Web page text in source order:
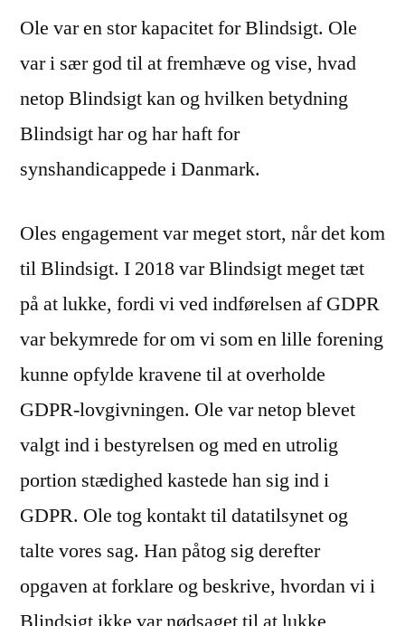
Ole var en stor kapacitet for Blindsigt. Ole
var i sær god til at fremhæve og vise, hvad
netop Blindsigt kan og hvilken betydning
Blindsigt har og har haft for
synshandicappede i Danmark.
Oles engagement var meget stort, når det kom
til Blindsigt. I 2018 var Blindsigt meget tæt
på at lukke, fordi vi ved indførelsen af GDPR
var bekymrede for om vi som en lille forening
kunne opfylde kravene til at overholde
GDPR-lovgivningen. Ole var netop blevet
valgt ind i bestyrelsen og med en utrolig
portion stædighed kastede han sig ind i
GDPR. Ole tog kontakt til datatilsynet og
talte vores sag. Han påtog sig derefter
opgaven at forklare og beskrive, hvordan vi i